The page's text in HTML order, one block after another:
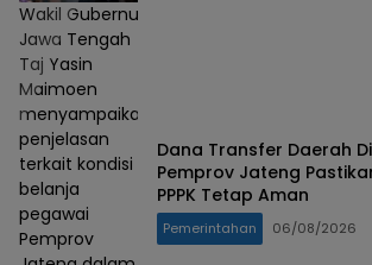
Wakil Gubernur
Jawa Tengah
Taj Yasin
Maimoen
menyampaikan
penjelasan
terkait kondisi
belanja
pegawai
Pemprov
Dana Transfer Daerah
Pemprov Jateng
PPPK Tetap Aman
Pemerintahan 06/08/2026